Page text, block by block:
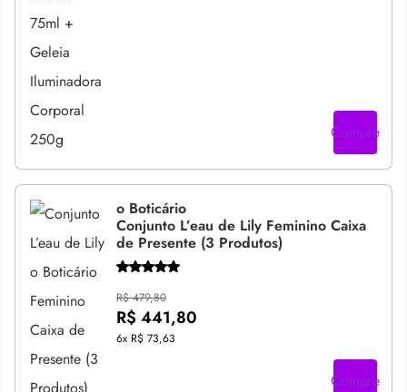
Compre
o Boticário
Conjunto L’eau de Lily Feminino Caixa
de Presente (3 Produtos)
R$ 479,80
R$ 441,80
6x R$ 73,63
Compre